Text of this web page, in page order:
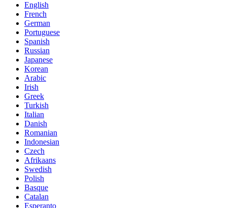
English
French
German
Portuguese
Spanish
Russian
Japanese
Korean
Arabic
Irish
Greek
Turkish
Italian
Danish
Romanian
Indonesian
Czech
Afrikaans
Swedish
Polish
Basque
Catalan
Esperanto